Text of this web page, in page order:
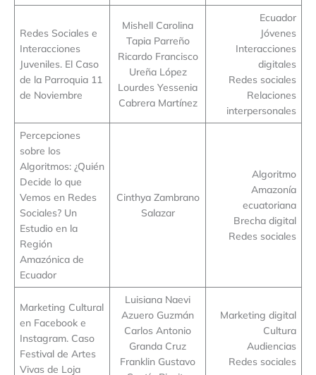
Redes Sociales e
Interacciones
Juveniles. El Caso
de la Parroquia 11
de Noviembre
Mishell Carolina
Tapia Parreño
Ricardo Francisco
Ureña López
Lourdes Yessenia
Cabrera Martínez
Ecuador
Jóvenes
Interacciones
digitales
Redes sociales
Relaciones
interpersonales
Percepciones
sobre los
Algoritmos: ¿Quién
Decide lo que
Vemos en Redes
Sociales? Un
Estudio en la
Región
Amazónica de
Ecuador
Cinthya Zambrano
Salazar
Algoritmo
Amazonía
ecuatoriana
Brecha digital
Redes sociales
Marketing Cultural
en Facebook e
Instagram. Caso
Festival de Artes
Vivas de Loja
Luisiana Naevi
Azuero Guzmán
Carlos Antonio
Granda Cruz
Franklin Gustavo
Marketing digital
Cultura
Audiencias
Redes sociales